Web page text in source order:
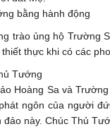
bằng hành động
trào ủng hộ Trường
thực khi có các
Tướng
Hoàng Sa và
ngôn của người
này. Chúc Thủ